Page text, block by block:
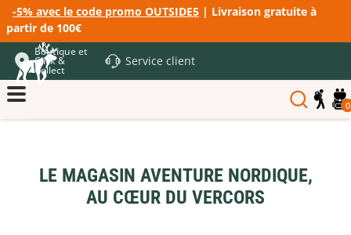
-5% avec le code promo OUTSIDE5 | Livraison gratuite à
partir de 100€
Boutique et
Click &
Collect
Service client
0
LE MAGASIN AVENTURE NORDIQUE,
AU CŒUR DU VERCORS